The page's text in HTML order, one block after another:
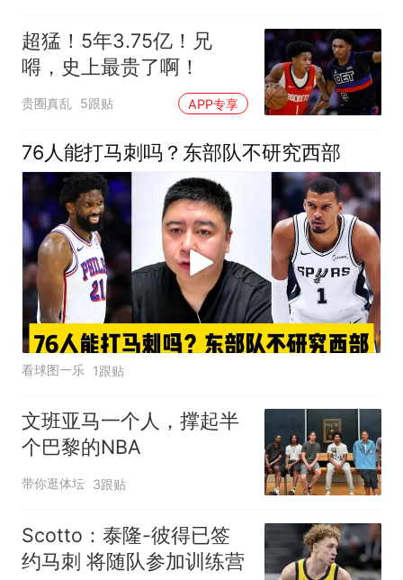
超猛！5年3.75亿！兄
嘚，史上最贵了啊！
贵圈真乱 5跟贴 APP专享
76人能打马刺吗？东部队不研究西部
看球图一乐 1跟贴
文班亚马一个人，撑起半
个巴黎的NBA
带你逛体坛 3跟贴
Scotto：泰隆-彼得已签
约马刺 将随队参加训练营